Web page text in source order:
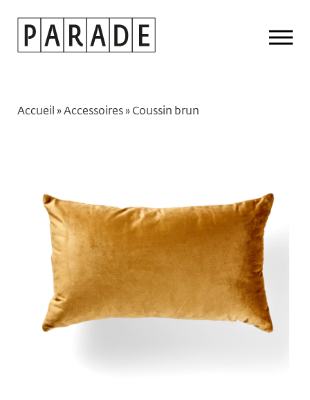
Accueil »Accessoires»Coussin brun